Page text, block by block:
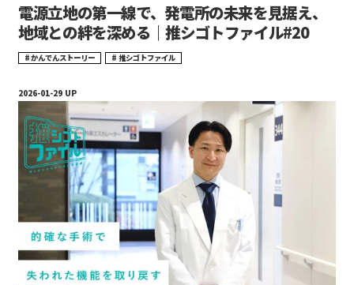
電源立地の第一線で、発電所の未来を見据え、
地域との絆を深める｜推シゴトファイル#20
かんでんストーリー 推シゴトファイル